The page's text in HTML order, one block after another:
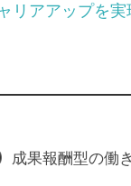
リアアップを実
成果報酬型の働